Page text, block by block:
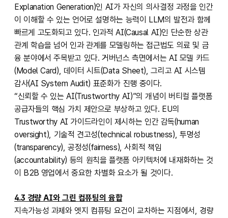
Explanation Generation)인 AI가 자신의 의사결정 과정을 인간
이 이해할 수 있는 언어로 설명하는 능력이 LLM의 발전과 함께
빠르게 고도화되고 있다. 인과적 AI(Causal AI)인 단순한 상관
관계 학습을 넘어 인과 관계를 모델링하는 접근법도 의료 및 금
융 분야에서 주목받고 있다. 거버넌스 측면에서는 AI 모델 카드
(Model Card), 데이터 시트(Data Sheet), 그리고 AI 시스템
감사(AI System Audit) 표준화가 진행 중이다.
“신뢰할 수 있는 AI(Trustworthy AI)”의 개념이 버티컬 플랫폼
공급자들의 핵심 가치 제안으로 부상하고 있다. EU의
Trustworthy AI 가이드라인이 제시하는 인간 감독(human
oversight), 기술적 견고성(technical robustness), 투명성
(transparency), 공정성(fairness), 사회적 책임
(accountability) 등의 원칙을 플랫폼 아키텍처에 내재화하는 것
이 B2B 영업에서 중요한 차별화 요소가 될 것이다.
4.3 경량 AI와 그린 컴퓨팅의 융합
지속가능성 과제와 엣지 컴퓨팅 요건이 교차하는 지점에서, 경량